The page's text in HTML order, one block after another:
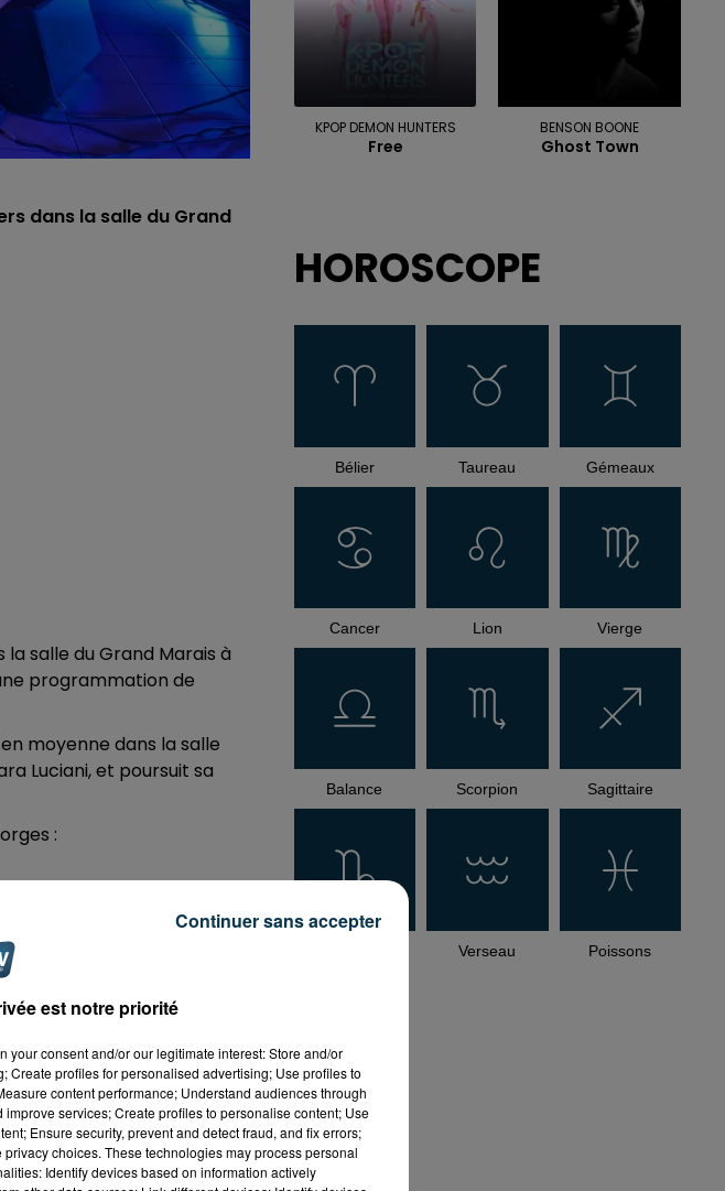
dans la salle du Grand
salle du Grand Marais à
programmation de
moyenne dans la salle
Luciani, et poursuit sa
:
KPOP DEMON HUNTERS
Free
BENSON BOONE
Ghost Town
HOROSCOPE
Bélier Taureau Gémeaux
Cancer Lion Vierge
Balance Scorpion Sagittaire
Verseau Poissons
est notre priorité
your consent and/or our legitimate interest: Store and/or
Create profiles for personalised advertising; Use profiles to
content performance; Understand audiences through
services; Create profiles to personalise content; Use
Ensure security, prevent and detect fraud, and fix errors;
choices. These technologies may process personal
Identify devices based on information actively
Continuer sans accepter